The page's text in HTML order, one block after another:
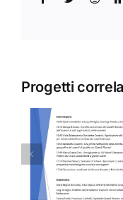
Progetti
IL